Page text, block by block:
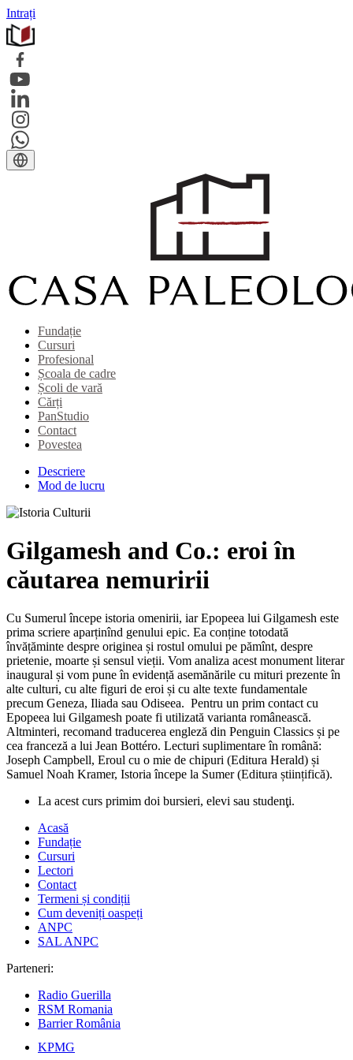
Intrați
Fundație
Cursuri
Profesional
Școala de cadre
Școli de vară
Cărți
PanStudio
Contact
Povestea
Descriere
Mod de lucru
Gilgamesh and Co.: eroi în
căutarea nemuririi
Cu Sumerul începe istoria omenirii, iar Epopeea lui Gilgamesh este
prima scriere aparținînd genului epic. Ea conține totodată
învățăminte despre originea și rostul omului pe pămînt, despre
prietenie, moarte și sensul vieții. Vom analiza acest monument literar
inaugural și vom pune în evidență asemănările cu mituri prezente în
alte culturi, cu alte figuri de eroi și cu alte texte fundamentale
precum Geneza, Iliada sau Odiseea. Pentru un prim contact cu
Epopeea lui Gilgamesh poate fi utilizată varianta românească.
Altminteri, recomand traducerea engleză din Penguin Classics și pe
cea franceză a lui Jean Bottéro. Lecturi suplimentare în română:
Joseph Campbell, Eroul cu o mie de chipuri (Editura Herald) și
Samuel Noah Kramer, Istoria începe la Sumer (Editura științifică).
La acest curs primim doi bursieri, elevi sau studenţi.
Acasă
Fundație
Cursuri
Lectori
Contact
Termeni și condiții
Cum deveniți oaspeți
ANPC
SAL ANPC
Parteneri:
Radio Guerilla
RSM Romania
Barrier România
KPMG